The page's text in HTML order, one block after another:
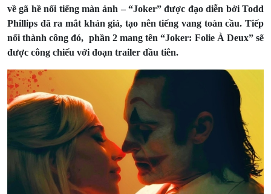
về gã hề nổi tiếng màn ảnh – “Joker” được đạo diễn bởi Todd
Phillips đã ra mắt khán giả, tạo nên tiếng vang toàn cầu. Tiếp
nối thành công đó, phần 2 mang tên “Joker: Folie À Deux” sẽ
được công chiếu với đoạn trailer đầu tiên.